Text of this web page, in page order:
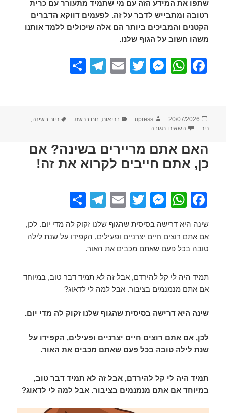
שתפו את המידע הזה עם מי שתמיד מתעורר עם כרית
רטובה ומתבייש לדבר על זה. לפעמים דווקא הדברים
הקטנים והמביכים ביותר הם אלה שיכולים ללמד אותנו
משהו חשוב על הגוף שלנו.
F
e
b
o
o
W
s
A
p
p
M
e
g
er
T
er
E
T
gr
m
e
פורסם
בתאריך
20/07/2026 מחבר
upress קטגוריות
בריאות, חם ברשת תגיות
ריור בשינה,
ריר
השאירו תגובה
האם אתם מריירים בשינה? אם
כן, אתם חייבים לקרוא את זה!
F
c
e
o
o
k
W
at
s
p
p
M
ss
e
g
er
T
tt
er
E
m
ail
T
e
gr
m
ar
שינה היא דרישה בסיסית שהגוף שלנו זקוק לה מדי יום. לכן,
אם אתם רוצים חיים יצרניים ופעילים, הקפידו על שנת לילה
טובה בכל פעם שאתם מכבים את האור.
תמיד היה לי קל להירדם, אבל זה לא תמיד דבר טוב, במיוחד
אם אתם מנמנמים בציבור. אבל למה לי לדאוג?
שינה היא דרישה בסיסית שהגוף שלנו זקוק לה מדי יום.
לכן, אם אתם רוצים חיים יצרניים ופעילים, הקפידו על
שנת לילה טובה בכל פעם שאתם מכבים את האור.
תמיד היה לי קל להירדם, אבל זה לא תמיד דבר טוב,
במיוחד אם אתם מנמנמים בציבור. אבל למה לי לדאוג?